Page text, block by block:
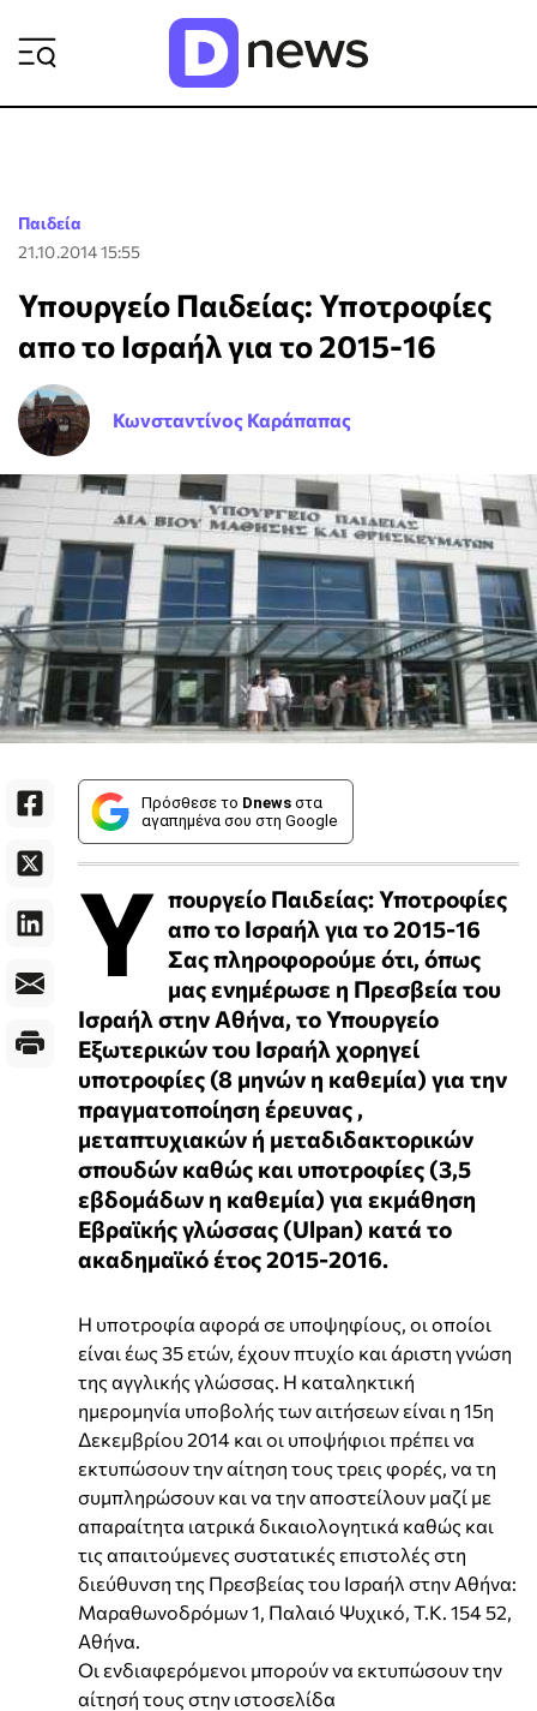
Παιδεία
21.10.2014 15:55
Υπουργείο Παιδείας: Υποτροφίες
απο το Ισραήλ για το 2015-16
Κωνσταντίνος Καράπαπας
Πρόσθεσε το Dnews στα
αγαπημένα σου στη Google
Υ πουργείο Παιδείας: Υποτροφίες
απο το Ισραήλ για το 2015-16
Σας πληροφορούμε ότι, όπως
μας ενημέρωσε η Πρεσβεία του
Ισραήλ στην Αθήνα, το Υπουργείο
Εξωτερικών του Ισραήλ χορηγεί
υποτροφίες (8 μηνών η καθεμία) για την
πραγματοποίηση έρευνας ,
μεταπτυχιακών ή μεταδιδακτορικών
σπουδών καθώς και υποτροφίες (3,5
εβδομάδων η καθεμία) για εκμάθηση
Εβραϊκής γλώσσας (Ulpan) κατά το
ακαδημαϊκό έτος 2015-2016.
Η υποτροφία αφορά σε υποψηφίους, οι οποίοι
είναι έως 35 ετών, έχουν πτυχίο και άριστη γνώση
της αγγλικής γλώσσας. Η καταληκτική
ημερομηνία υποβολής των αιτήσεων είναι η 15η
Δεκεμβρίου 2014 και οι υποψήφιοι πρέπει να
εκτυπώσουν την αίτηση τους τρεις φορές, να τη
συμπληρώσουν και να την αποστείλουν μαζί με
απαραίτητα ιατρικά δικαιολογητικά καθώς και
τις απαιτούμενες συστατικές επιστολές στη
διεύθυνση της Πρεσβείας του Ισραήλ στην Αθήνα:
Μαραθωνοδρόμων 1, Παλαιό Ψυχικό, Τ.Κ. 154 52,
Αθήνα.
Οι ενδιαφερόμενοι μπορούν να εκτυπώσουν την
αίτησή τους στην ιστοσελίδα